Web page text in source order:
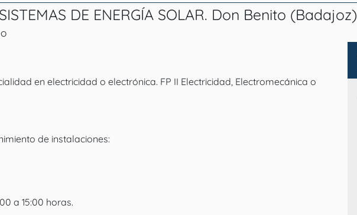
DE ENERGÍA SOLAR. Don Benito (Badajoz)
en electricidad o electrónica. FP II Electricidad, Electromecánica o
de instalaciones:
a 15:00 horas.